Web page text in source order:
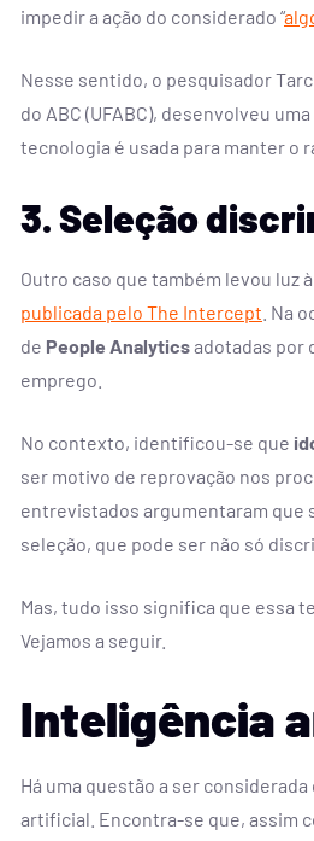
impedir a ação do considerado “
Nesse sentido, o pesquisador
do ABC (UFABC), desenvolveu uma
tecnologia é usada para manter o
3. Seleção
Outro caso que também levou luz
publicada pelo The Intercept . Na
de People Analyticsadotadas por
emprego.
No contexto, identificou-se que
ser motivo de reprovação nos
entrevistados argumentaram que
seleção, que pode ser não só
Mas, tudo isso significa que essa
Vejamos a seguir.
Inteligência
Há uma questão a ser
artificial. Encontra-se que, assim